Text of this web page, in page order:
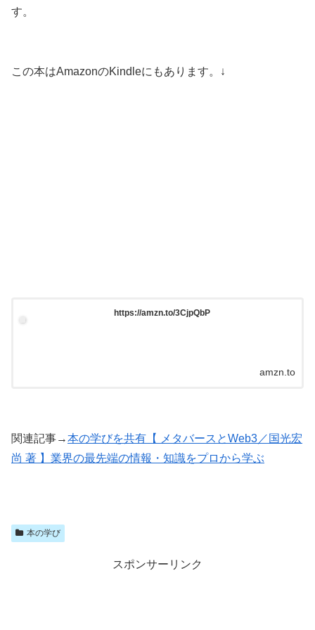
す。
この本はAmazonのKindleにもあります。↓
https://amzn.to/3CjpQbP
amzn.to
関連記事→本の学びを共有【 メタバースとWeb3／国光宏
尚 著 】業界の最先端の情報・知識をプロから学ぶ
本の学び
スポンサーリンク